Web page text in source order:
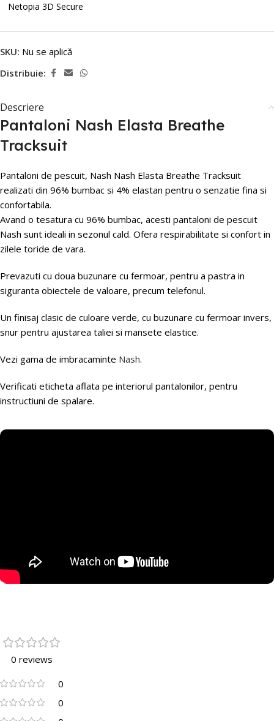
Netopia 3D Secure
SKU: Nu se aplică
Distribuie:
Descriere
Pantaloni Nash Elasta Breathe
Tracksuit
Pantaloni de pescuit, Nash Nash Elasta Breathe Tracksuit
realizati din 96% bumbac si 4% elastan pentru o senzatie fina si
confortabila.
Avand o tesatura cu 96% bumbac, acesti pantaloni de pescuit
Nash sunt ideali in sezonul cald. Ofera respirabilitate si confort in
zilele toride de vara.
Prevazuti cu doua buzunare cu fermoar, pentru a pastra in
siguranta obiectele de valoare, precum telefonul.
Un finisaj clasic de culoare verde, cu buzunare cu fermoar invers,
snur pentru ajustarea taliei si mansete elastice.
Vezi gama de imbracaminte Nash.
Verificati eticheta aflata pe interiorul pantalonilor, pentru
instructiuni de spalare.
0 reviews
0
0